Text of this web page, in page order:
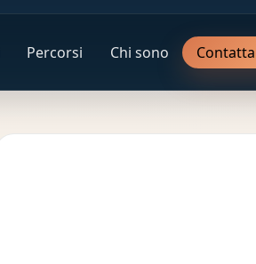
Percorsi Chi sono